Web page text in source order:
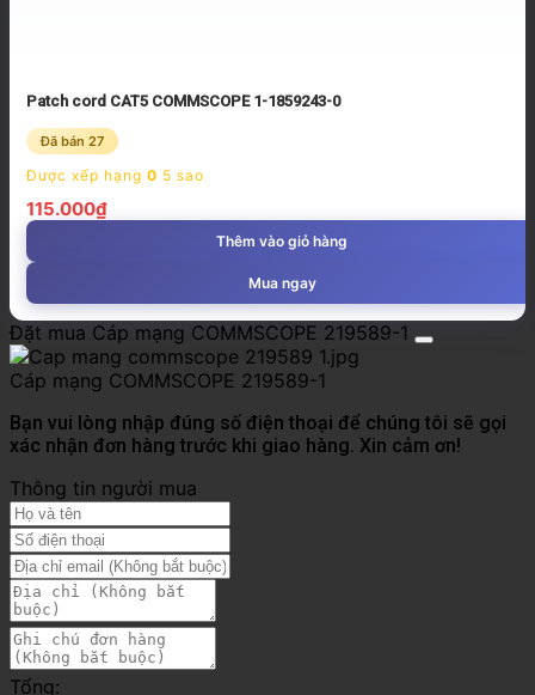
Patch cord CAT5 COMMSCOPE 1-1859243-0
Đã bán 27
Được xếp hạng 0 5 sao
115.000₫
Thêm vào giỏ hàng
Mua ngay
Đặt mua Cáp mạng COMMSCOPE 219589-1
Cáp mạng COMMSCOPE 219589-1
Bạn vui lòng nhập đúng số điện thoại để chúng tôi sẽ gọi
xác nhận đơn hàng trước khi giao hàng. Xin cảm ơn!
Thông tin người mua
Tổng: